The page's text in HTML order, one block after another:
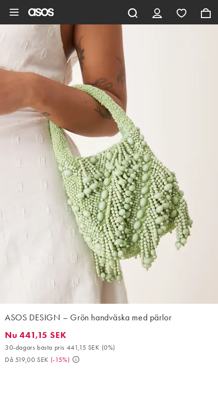
ASOS DESIGN – Grön handväska med pärlor
Nu 441,15 SEK. 30-dagars bästa pris 441,15 SEK (0%). Då
Nu 441,15 SEK
30-dagars bästa pris 441,15 SEK (0%)
Då 519,00 SEK (-15%)